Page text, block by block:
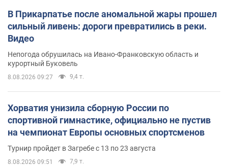
В Прикарпатье после аномальной жары прошел
сильный ливень: дороги превратились в реки.
Видео
Непогода обрушилась на Ивано-Франковскую область и
курортный Буковель
8.08.2026 09:27 9,4 т.
Хорватия унизила сборную России по
спортивной гимнастике, официально не пустив
на чемпионат Европы основных спортсменов
Турнир пройдет в Загребе с 13 по 23 августа
8.08.2026 09:51 7,9 т.